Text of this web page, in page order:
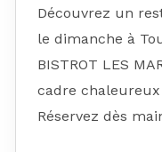
Découvrez un
le dimanche à
BISTROT LES
cadre
Réservez dès